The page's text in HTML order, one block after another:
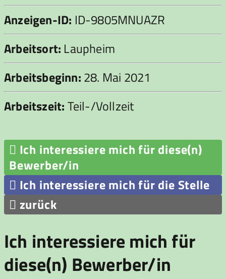
Anzeigen-ID: ID-9805MNUAZR
Arbeitsort: Laupheim
Arbeitsbeginn:28. Mai 2021
Arbeitszeit:Teil-/Vollzeit
 Ich interessiere mich für diese(n)
Bewerber/in
 Ich interessiere mich für die Stelle
 zurück
Ich interessiere mich für
diese(n) Bewerber/in